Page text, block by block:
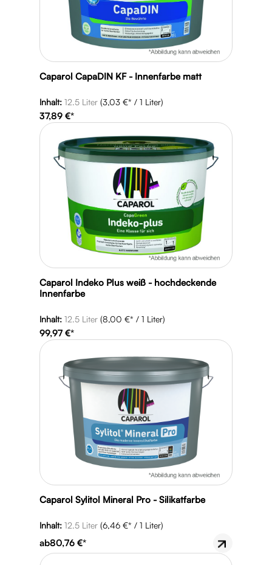
Caparol CapaDIN KF - Innenfarbe matt
Inhalt: 12.5 Liter (3,03 €* / 1 Liter)
37,89 €*
Caparol Indeko Plus weiß - hochdeckende
Innenfarbe
Inhalt: 12.5 Liter (8,00 €* / 1 Liter)
99,97 €*
Caparol Sylitol Mineral Pro - Silikatfarbe
Inhalt: 12.5 Liter (6,46 €* / 1 Liter)
ab80,76 €*